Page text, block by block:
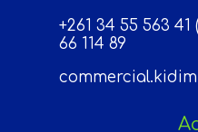
+261 34 55 563
66 114 89